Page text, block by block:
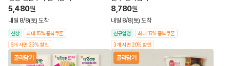
5,480원
내일 8/8(토) 도착
신상
최대 15% 중복쿠폰
6개 사면 33% 할인
8,780원
내일 8/8(토) 도착
신규입점
최대 15% 중복쿠폰
3개 사면 20% 할인
골라담기 골라담기